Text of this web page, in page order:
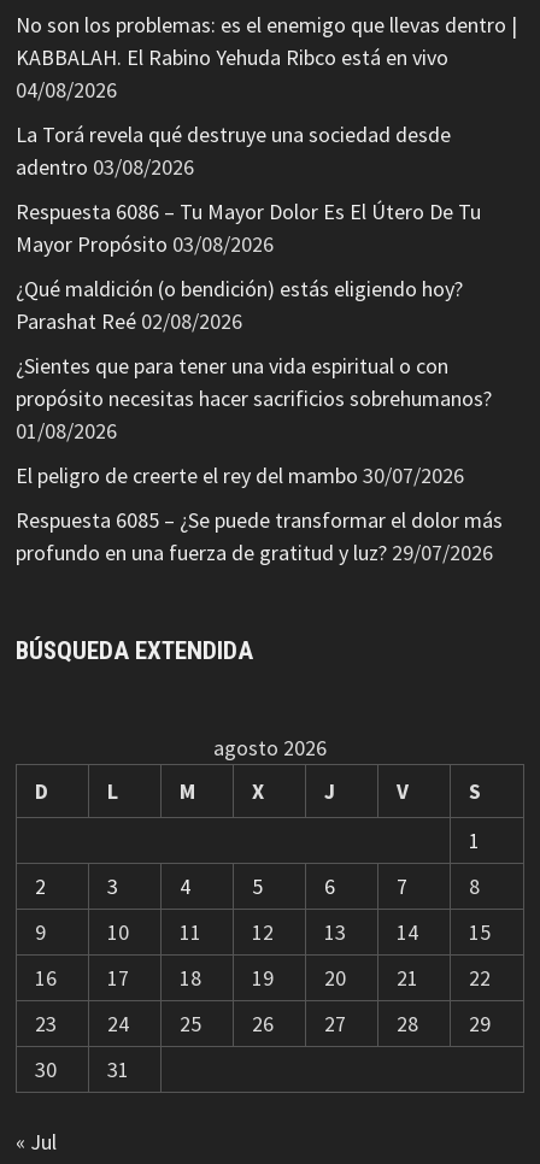
No son los problemas: es el enemigo que llevas dentro |
KABBALAH. El Rabino Yehuda Ribco está en vivo
04/08/2026
La Torá revela qué destruye una sociedad desde
adentro 03/08/2026
Respuesta 6086 – Tu Mayor Dolor Es El Útero De Tu
Mayor Propósito 03/08/2026
¿Qué maldición (o bendición) estás eligiendo hoy?
Parashat Reé 02/08/2026
¿Sientes que para tener una vida espiritual o con
propósito necesitas hacer sacrificios sobrehumanos?
01/08/2026
El peligro de creerte el rey del mambo 30/07/2026
Respuesta 6085 – ¿Se puede transformar el dolor más
profundo en una fuerza de gratitud y luz? 29/07/2026
BÚSQUEDA EXTENDIDA
agosto 2026
D
L M X J V
S
1
2
3 4 5 6 7
8
9
10 11 12 13 14
15
16
17 18 19 20 21
22
23
24 25 26 27 28
29
30
31
« Jul